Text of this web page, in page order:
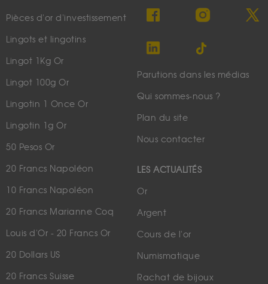
Pièces d'or d'investissement
Lingots et lingotins
Lingot 1Kg Or
Lingot 100g Or
Lingotin 1 Once Or
Lingotin 1g Or
50 Pesos Or
20 Francs Napoléon
10 Francs Napoléon
20 Francs Marianne Coq
Louis d'Or - 20 Francs Or
20 Dollars US
20 Francs Suisse
Parutions dans les médias
Qui sommes-nous ?
Plan du site
Nous contacter
LES ACTUALITÉS
Or
Argent
Cours de l'or
Numismatique
Rachat de bijoux